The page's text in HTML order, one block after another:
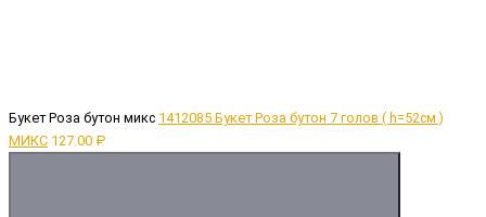
Букет Роза бутон микс 1412085 Букет Роза бутон 7 голов ( h=52cм )
МИКС 127.00 ₽